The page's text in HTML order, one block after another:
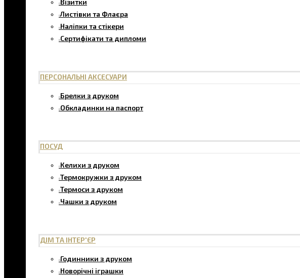
Візитки
Листівки та Флаєра
Наліпки та стікери
Сертифікати та дипломи
ПЕРСОНАЛЬНІ АКСЕСУАРИ
Брелки з друком
Обкладинки на паспорт
ПОСУД
Келихи з друком
Термокружки з друком
Термоси з друком
Чашки з друком
ДІМ ТА ІНТЕР'ЄР
Годинники з друком
Новорічні іграшки